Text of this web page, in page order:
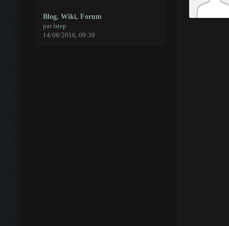
Blog, Wiki, Forum
parlstep
14/06/2016, 09:39